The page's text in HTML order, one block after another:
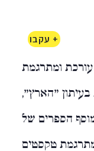
+ עקבו
כותבת, עורכת ומתרגמת
"הארץ",
הספרים של
טקסטים